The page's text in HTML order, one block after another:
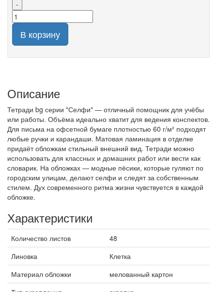
-
В корзину
Описание
Тетради bg серии "Селфи" — отличный помощник для учёбы
или работы. Объёма идеально хватит для ведения конспектов.
Для письма на офсетной бумаге плотностью 60 г/м² подходят
любые ручки и карандаши. Матовая ламинация в отделке
придаёт обложкам стильный внешний вид. Тетради можно
использовать для классных и домашних работ или вести как
словарик. На обложках — модные пёсики, которые гуляют по
городским улицам, делают селфи и следят за собственным
стилем. Дух современного ритма жизни чувствуется в каждой
обложке.
Характеристики
Количество листов
48
Линовка
Клетка
Материал обложки
мелованный картон